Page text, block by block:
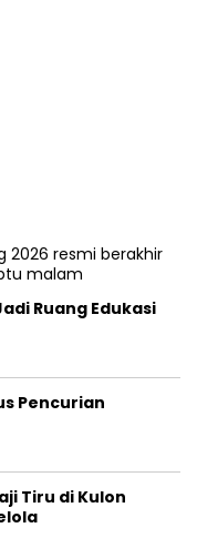
Ruang Edukasi
Pencurian
Tiru di Kulon